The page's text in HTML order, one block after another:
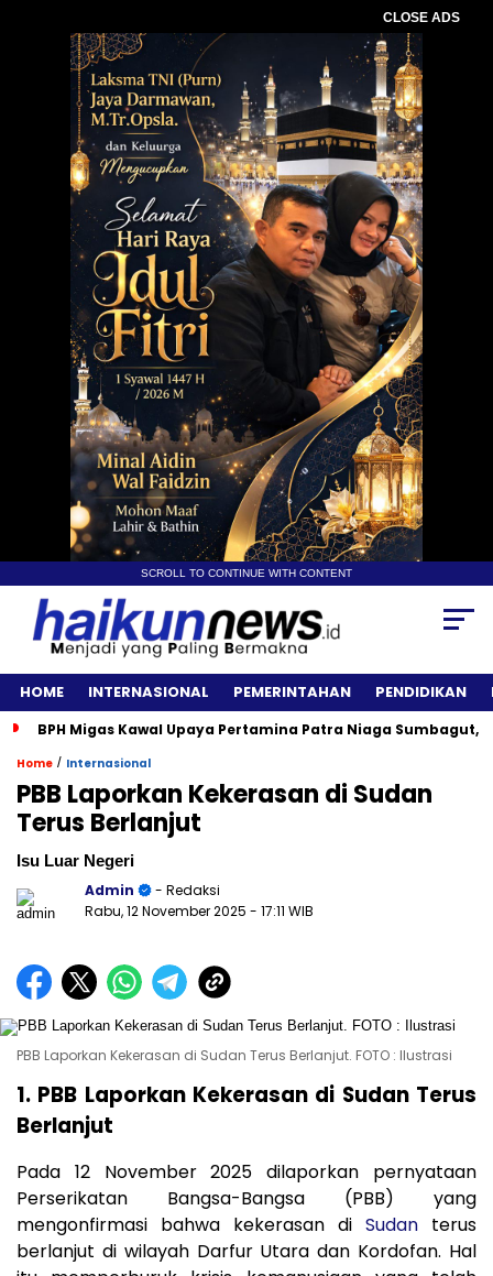
CLOSE ADS
SCROLL TO CONTINUE WITH CONTENT
HOME INTERNASIONAL PEMERINTAHAN PENDIDIKAN
BPH Migas Kawal Upaya Pertamina Patra Niaga Sumbagut,
Home / Internasional
PBB Laporkan Kekerasan di Sudan
Terus Berlanjut
Isu Luar Negeri
Admin
- Redaksi
Rabu, 12 November 2025 - 17:11 WIB
PBB Laporkan Kekerasan di Sudan Terus Berlanjut. FOTO : Ilustrasi
1. PBB Laporkan Kekerasan di Sudan Terus
Berlanjut
Pada 12 November 2025 dilaporkan pernyataan
Perserikatan Bangsa-Bangsa (PBB) yang
mengonfirmasi bahwa kekerasan di Sudan terus
berlanjut di wilayah Darfur Utara dan Kordofan. Hal